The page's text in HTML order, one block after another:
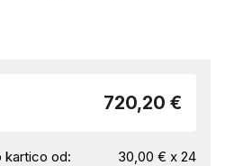
720,20 €
kartico od: 30,00 € x 24